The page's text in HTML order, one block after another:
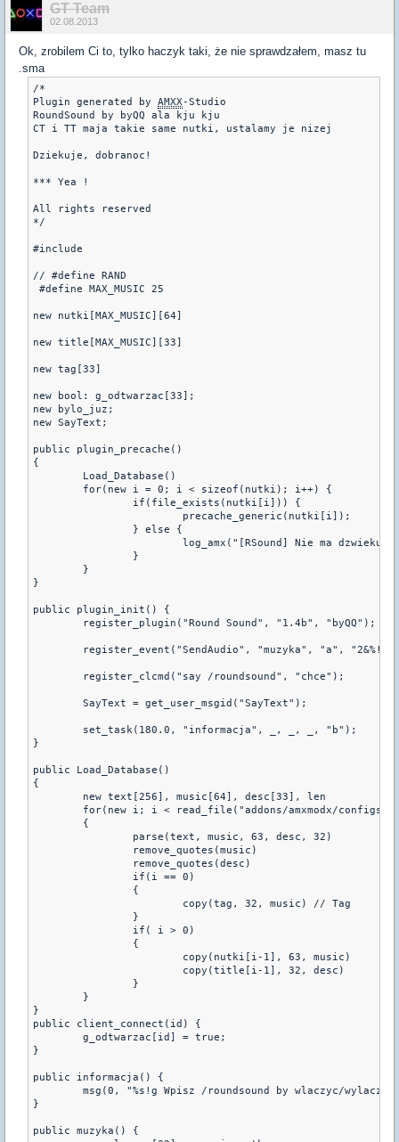
GT Team
02.08.2013
Ok, zrobilem Ci to, tylko haczyk taki, że nie sprawdzałem, masz tu
.sma
/*
Plugin generated by AMXX-Studio
RoundSound by byQQ ala kju kju
CT i TT maja takie same nutki, ustalamy je nizej
Dziekuje, dobranoc!
*** Yea !
All rights reserved
*/
#include
// #define RAND
#define MAX_MUSIC 25
new nutki[MAX_MUSIC][64]
new title[MAX_MUSIC][33]
new tag[33]
new bool: g_odtwarzac[33];
new bylo_juz;
new SayText;
public plugin_precache()
{
}
public plugin_init() {
}
public Load_Database()
{
}
public client_connect(id) {
}
public informacja() {
}
public muzyka() {